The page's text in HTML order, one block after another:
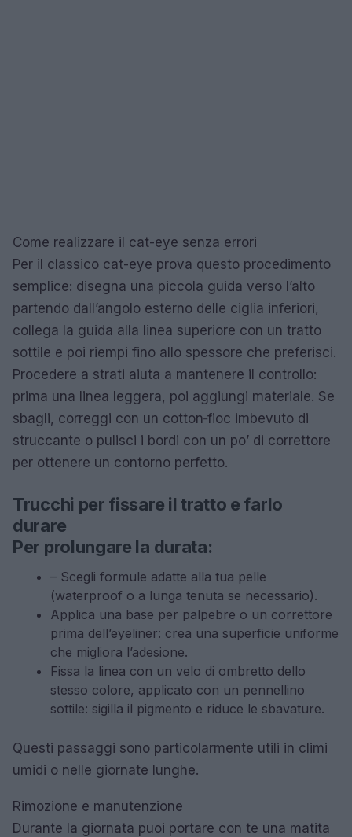
Come realizzare il cat-eye senza errori
Per il classico cat-eye prova questo procedimento
semplice: disegna una piccola guida verso l’alto
partendo dall’angolo esterno delle ciglia inferiori,
collega la guida alla linea superiore con un tratto
sottile e poi riempi fino allo spessore che preferisci.
Procedere a strati aiuta a mantenere il controllo:
prima una linea leggera, poi aggiungi materiale. Se
sbagli, correggi con un cotton‑fioc imbevuto di
struccante o pulisci i bordi con un po’ di correttore
per ottenere un contorno perfetto.
Trucchi per fissare il tratto e farlo
durare
Per prolungare la durata:
– Scegli formule adatte alla tua pelle
(waterproof o a lunga tenuta se necessario).
Applica una base per palpebre o un correttore
prima dell’eyeliner: crea una superficie uniforme
che migliora l’adesione.
Fissa la linea con un velo di ombretto dello
stesso colore, applicato con un pennellino
sottile: sigilla il pigmento e riduce le sbavature.
Questi passaggi sono particolarmente utili in climi
umidi o nelle giornate lunghe.
Rimozione e manutenzione
Durante la giornata puoi portare con te una matita